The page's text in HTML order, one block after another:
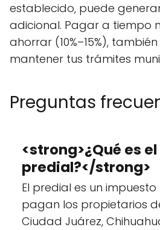
establecido, puede
adicional. Pagar a tiempo
ahorrar (10%–15%),
mantener tus trámites
Preguntas
<strong>¿Qué es
predial?</strong>
El predial es un
pagan los propietarios
Ciudad Juárez,